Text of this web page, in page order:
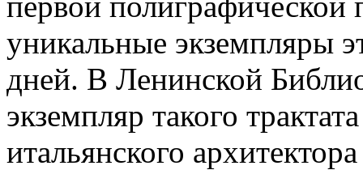
уникальные экземпляры
дней. В Ленинской
экземпляр такого
итальянского